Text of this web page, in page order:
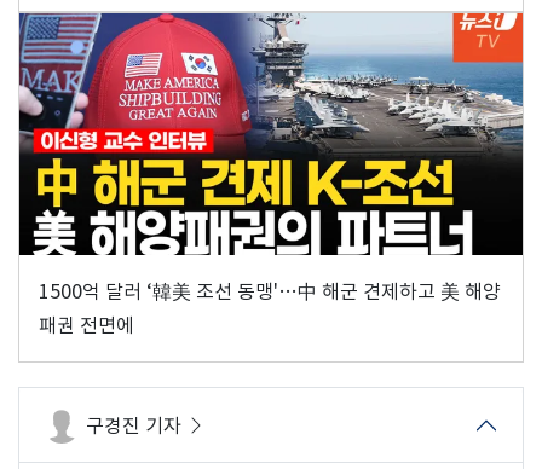
1500억 달러 ‘韓美 조선 동맹'…中 해군 견제하고 美 해양
패권 전면에
구경진 기자